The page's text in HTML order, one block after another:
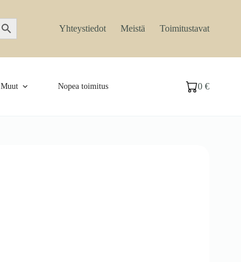
Search Button Yhteystiedot Meistä Toimitustavat
Muut Nopea toimitus Ostoskori
0€